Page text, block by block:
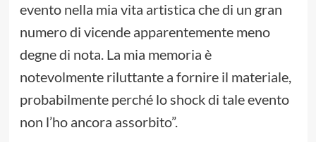
evento nella mia vita artistica che di un gran
numero di vicende apparentemente meno
degne di nota. La mia memoria è
notevolmente riluttante a fornire il materiale,
probabilmente perché lo shock di tale evento
non l’ho ancora assorbito”.